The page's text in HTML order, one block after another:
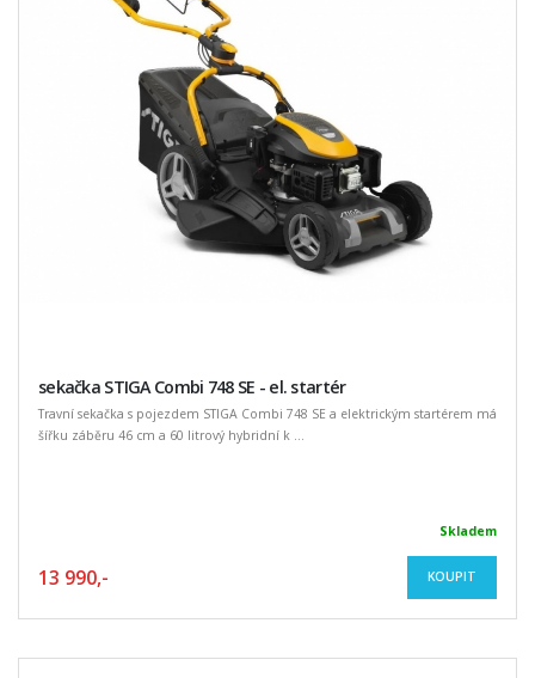
sekačka STIGA Combi 748 SE - el. startér
Travní sekačka s pojezdem STIGA Combi 748 SE a elektrickým startérem má
šířku záběru 46 cm a 60 litrový hybridní k ...
Skladem
13 990,- KOUPIT